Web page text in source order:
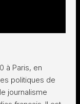
à Paris, en
politiques de
journalisme